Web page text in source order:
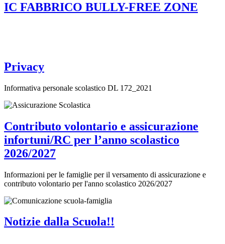
IC FABBRICO BULLY-FREE ZONE
Privacy
Informativa personale scolastico DL 172_2021
Contributo volontario e assicurazione
infortuni/RC per l’anno scolastico
2026/2027
Informazioni per le famiglie per il versamento di assicurazione e
contributo volontario per l'anno scolastico 2026/2027
Notizie dalla Scuola!!